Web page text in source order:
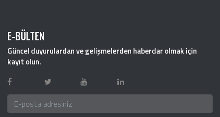
E-BÜLTEN
Güncel duyurulardan ve gelişmelerden haberdar olmak için
kayıt olun.